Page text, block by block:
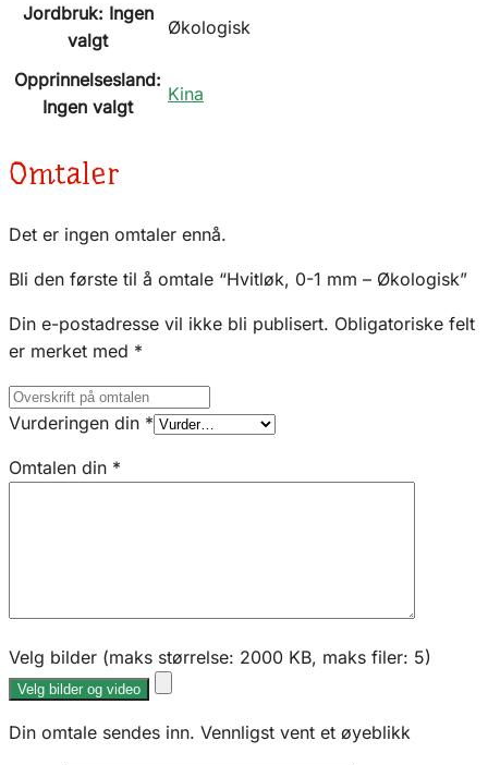
Jordbruk: Ingen
valgt
Økologisk
Opprinnelsesland:
Ingen valgt
Kina
Omtaler
Det er ingen omtaler ennå.
Bli den første til å omtale “Hvitløk, 0-1 mm – Økologisk”
Din e-postadresse vil ikke bli publisert. Obligatoriske felt
er merket med *
Vurderingen din *
Omtalen din *
Velg bilder (maks størrelse: 2000 KB, maks filer: 5)
Velg bilder og video
Din omtale sendes inn. Vennligst vent et øyeblikk